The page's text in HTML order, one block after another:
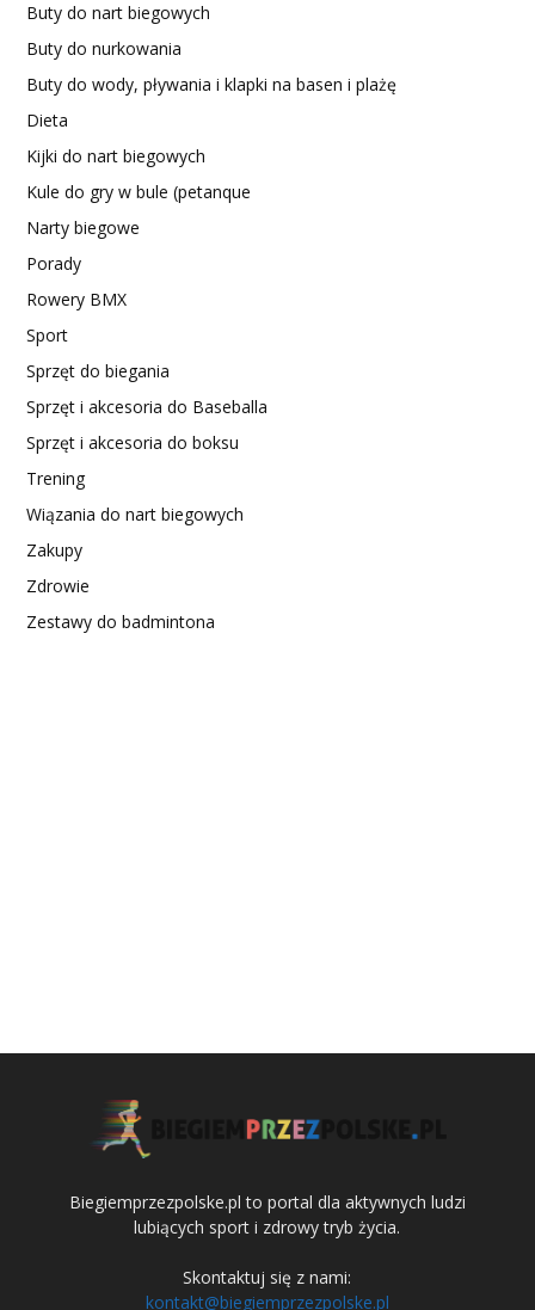
Buty do nart biegowych
Buty do nurkowania
Buty do wody, pływania i klapki na basen i plażę
Dieta
Kijki do nart biegowych
Kule do gry w bule (petanque
Narty biegowe
Porady
Rowery BMX
Sport
Sprzęt do biegania
Sprzęt i akcesoria do Baseballa
Sprzęt i akcesoria do boksu
Trening
Wiązania do nart biegowych
Zakupy
Zdrowie
Zestawy do badmintona
Biegiemprzezpolske.pl to portal dla aktywnych ludzi
lubiących sport i zdrowy tryb życia.
Skontaktuj się z nami:
kontakt@biegiemprzezpolske.pl